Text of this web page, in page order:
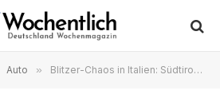
Auto » Blitzer-Chaos in Italien: Südtirol schaltet Radaranlagen ab